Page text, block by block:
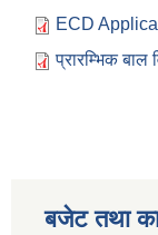
ECD
प्रारम्भिक
बजेट तथा